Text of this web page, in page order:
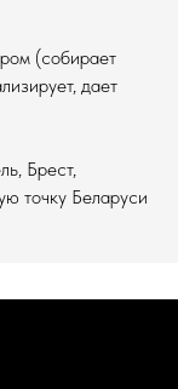
(собирает
дает
Брест,
точку Беларуси